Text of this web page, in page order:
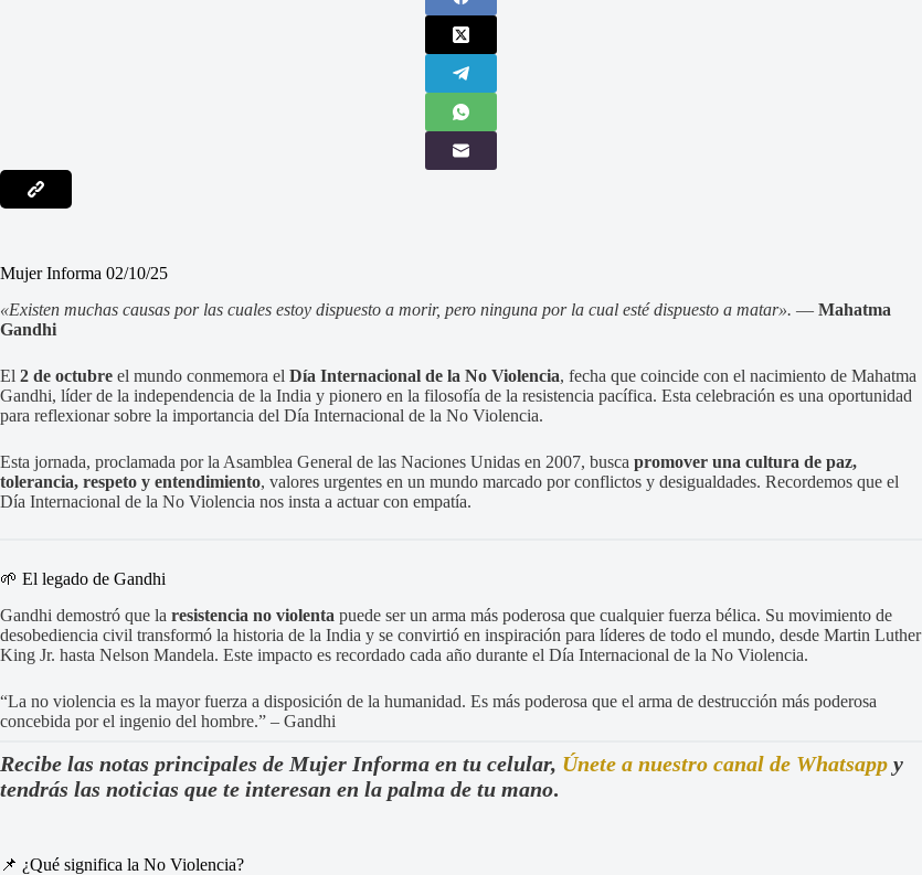
Mujer Informa 02/10/25
«Existen muchas causas por las cuales estoy dispuesto a morir, pero ninguna por la cual esté dispuesto a matar». — Mahatma
Gandhi
El 2 de octubre el mundo conmemora el Día Internacional de la No Violencia, fecha que coincide con el nacimiento de Mahatma
Gandhi, líder de la independencia de la India y pionero en la filosofía de la resistencia pacífica. Esta celebración es una oportunidad
para reflexionar sobre la importancia del Día Internacional de la No Violencia.
Esta jornada, proclamada por la Asamblea General de las Naciones Unidas en 2007, busca promover una cultura de paz,
tolerancia, respeto y entendimiento, valores urgentes en un mundo marcado por conflictos y desigualdades. Recordemos que el
Día Internacional de la No Violencia nos insta a actuar con empatía.
🌱 El legado de Gandhi
Gandhi demostró que la resistencia no violenta puede ser un arma más poderosa que cualquier fuerza bélica. Su movimiento de
desobediencia civil transformó la historia de la India y se convirtió en inspiración para líderes de todo el mundo, desde Martin Luther
King Jr. hasta Nelson Mandela. Este impacto es recordado cada año durante el Día Internacional de la No Violencia.
“La no violencia es la mayor fuerza a disposición de la humanidad. Es más poderosa que el arma de destrucción más poderosa
concebida por el ingenio del hombre.” – Gandhi
Recibe las notas principales de Mujer Informa en tu celular, Únete a nuestro canal de Whatsapp y
tendrás las noticias que te interesan en la palma de tu mano.
📌 ¿Qué significa la No Violencia?